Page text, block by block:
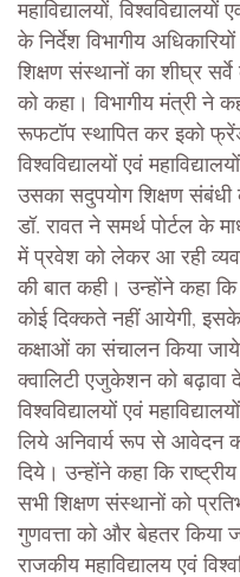
महाविद्यालयों,
के निर्देश विभागीय
शिक्षण संस्थानों का शीघ्र
को कहा। विभागीय मंत्री ने
रूफटॉप स्थापित कर इको
विश्वविद्यालयों एवं
उसका सदुपयोग शिक्षण संबंधी
डॉ. रावत ने समर्थ पोर्टल के
में प्रवेश को लेकर आ रही
की बात कही। उन्होंने कहा
कोई दिक्कते नहीं आयेगी, इसके
कक्षाओं का संचालन किया
क्वालिटी एजुकेशन को
विश्वविद्यालयों एवं
लिये अनिवार्य रूप से आवेदन
दिये। उन्होंने कहा कि
सभी शिक्षण संस्थानों को
गुणवत्ता को और बेहतर किया
राजकीय महाविद्यालय एवं